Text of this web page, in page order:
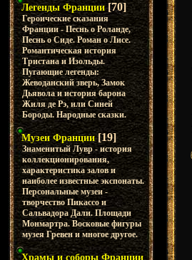
Легенды Франции [70]
Героические сказания
Франции - Песнь о Роланде,
Песнь о Сиде. Роман о Лисе.
Романтическая история
Тристана и Изольды.
Пугающие легенды:
Жеводанский зверь, Замок
Дьявола и история барона
Жиля де Рэ, или Синей
Бороды. Народные сказки.
Музеи Франции [19]
Знаменитый Лувр - история
коллекционирования,
характеристика залов и
наиболее известные экспонаты.
Персональные музеи -
творчество Пикассо и
Сальвадора Дали. Площади
Монмартра. Восковые фигуры
музея Гревен и многое другое.
Храмы и соборы Франции